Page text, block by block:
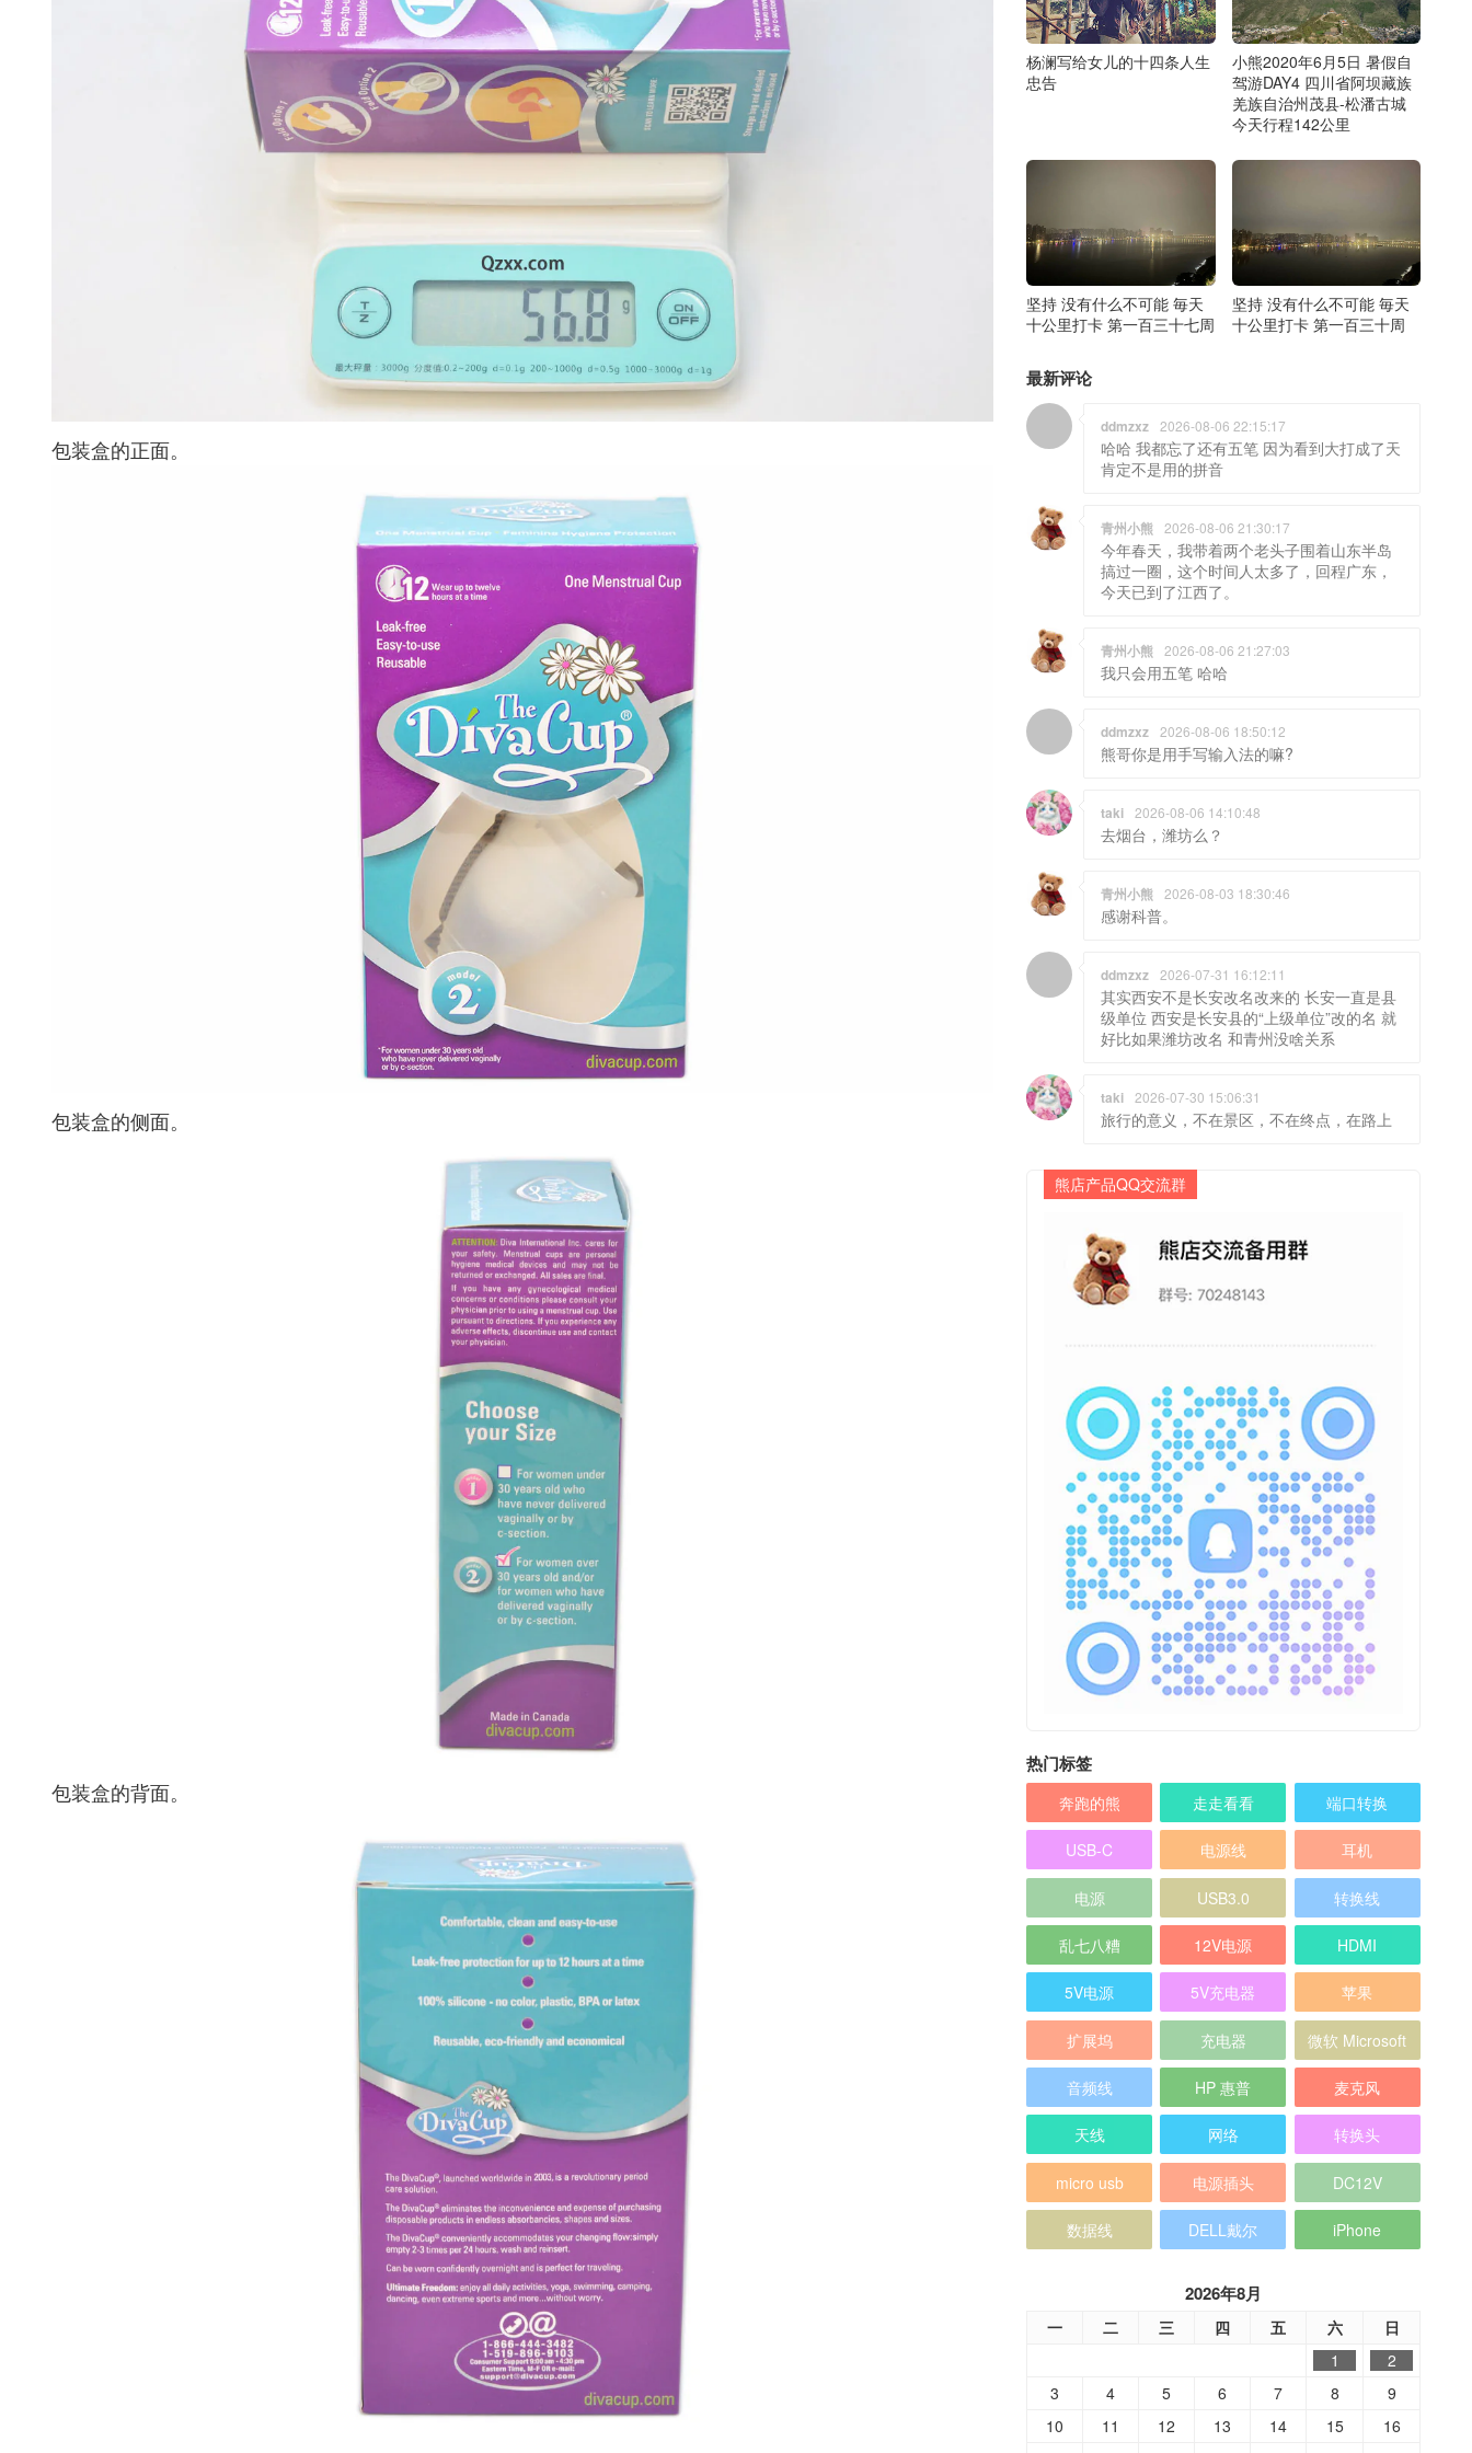
包装盒的正面。
包装盒的侧面。
包装盒的背面。
杨澜写给女儿的十四条人生
忠告
小熊2020年6月5日 暑假自
驾游DAY4 四川省阿坝藏族
羌族自治州茂县-松潘古城
今天行程142公里
坚持 没有什么不可能 毎天
十公里打卡 第一百三十七周
坚持 没有什么不可能 毎天
十公里打卡 第一百三十周
最新评论
ddmzxz 2026-08-06 22:15:17
哈哈 我都忘了还有五笔 因为看到大打成了天
肯定不是用的拼音
青州小熊 2026-08-06 21:30:17
今年春天，我带着两个老头子围着山东半岛
搞过一圈，这个时间人太多了，回程广东，
今天已到了江西了。
青州小熊 2026-08-06 21:27:03
我只会用五笔 哈哈
ddmzxz 2026-08-06 18:50:12
熊哥你是用手写输入法的嘛?
taki 2026-08-06 14:10:48
去烟台，潍坊么？
青州小熊 2026-08-03 18:30:46
感谢科普。
ddmzxz 2026-07-31 16:12:11
其实西安不是长安改名改来的 长安一直是县
级单位 西安是长安县的“上级单位”改的名 就
好比如果潍坊改名 和青州没啥关系
taki 2026-07-30 15:06:31
旅行的意义，不在景区，不在终点，在路上
熊店产品QQ交流群
热门标签
奔跑的熊 走走看看 端口转换
USB-C 电源线 耳机
电源 USB3.0 转换线
乱七八糟 12V电源 HDMI
5V电源 5V充电器 苹果
扩展坞 充电器 微软 Microsoft
音频线 HP 惠普 麦克风
天线 网络 转换头
micro usb 电源插头 DC12V
数据线 DELL戴尔 iPhone
2026年8月
一 二 三 四 五 六
日
1
2
3
4 5 6 7 8
9
10
11 12 13 14 15
16